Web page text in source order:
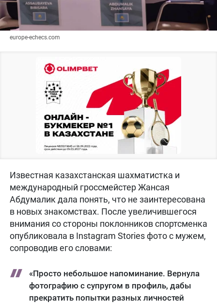
europe-echecs.com
Известная казахстанская шахматистка и
международный гроссмейстер Жансая
Абдумалик дала понять, что не заинтересована
в новых знакомствах. После увеличившегося
внимания со стороны поклонников спортсменка
опубликовала в Instagram Stories фото с мужем,
сопроводив его словами:
«Просто небольшое напоминание. Вернула
фотографию с супругом в профиль, дабы
прекратить попытки разных личностей